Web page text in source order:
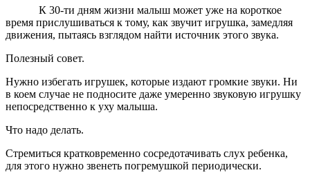
К 30-ти дням жизни малыш может уже на короткое
время прислушиваться к тому, как звучит игрушка, замедляя
движения, пытаясь взглядом найти источник этого звука.
Полезный совет.
Нужно избегать игрушек, которые издают громкие звуки. Ни
в коем случае не подносите даже умеренно звуковую игрушку
непосредственно к уху малыша.
Что надо делать.
Стремиться кратковременно сосредотачивать слух ребенка,
для этого нужно звенеть погремушкой периодически.